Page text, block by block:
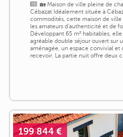
🏡 Maison de ville pleine de
Cébazat Idéalement située à
commodités, cette maison de ville
les amateurs d'authenticité et de
Développant 65 m² habitables,
agréable double séjour ouvert sur
aménagée, un espace convivial et
recevoir. La partie nuit offre deux
199 844 €